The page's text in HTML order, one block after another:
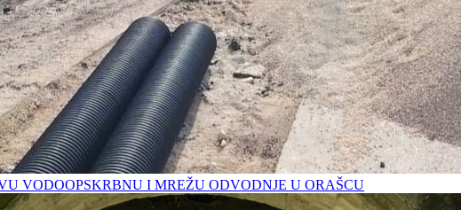
VODOOPSKRBNU I MREŽU ODVODNJE U ORAŠCU